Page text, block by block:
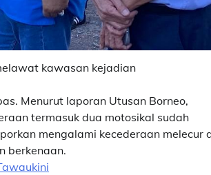
kawasan kejadian
Menurut laporan Utusan Borneo,
termasuk dua motosikal sudah
mengalami kecederaan melecur
berkenaan.